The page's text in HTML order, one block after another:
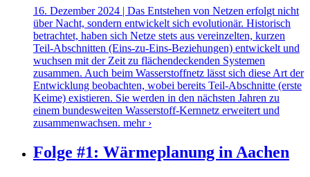
16. Dezember 2024 | Das Entstehen von Netzen erfolgt nicht
über Nacht, sondern entwickelt sich evolutionär. Historisch
betrachtet, haben sich Netze stets aus vereinzelten, kurzen
Teil-Abschnitten (Eins-zu-Eins-Beziehungen) entwickelt und
wuchsen mit der Zeit zu flächendeckenden Systemen
zusammen. Auch beim Wasserstoffnetz lässt sich diese Art der
Entwicklung beobachten, wobei bereits Teil-Abschnitte (erste
Keime) existieren. Sie werden in den nächsten Jahren zu
einem bundesweiten Wasserstoff-Kernnetz erweitert und
zusammenwachsen. mehr ›
Folge #1: Wärmeplanung in Aachen